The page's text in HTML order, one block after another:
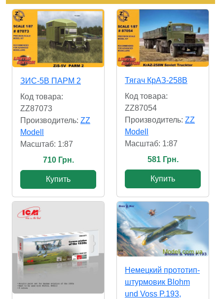
ЗИС-5В ПАРМ 2
Код товара:
ZZ87073
Производитель: ZZ
Modell
Масштаб: 1:87
710 Грн.
Купить
Тягач КрАЗ-258В
Код товара:
ZZ87054
Производитель: ZZ
Modell
Масштаб: 1:87
581 Грн.
Купить
Немецкий прототип-
штурмовик Blohm
und Voss P.193,